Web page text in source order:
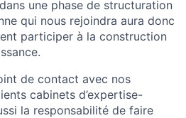
une phase de structuration
qui nous rejoindra aura donc
participer à la construction
de contact avec nos
cabinets d’expertise-
la responsabilité de faire